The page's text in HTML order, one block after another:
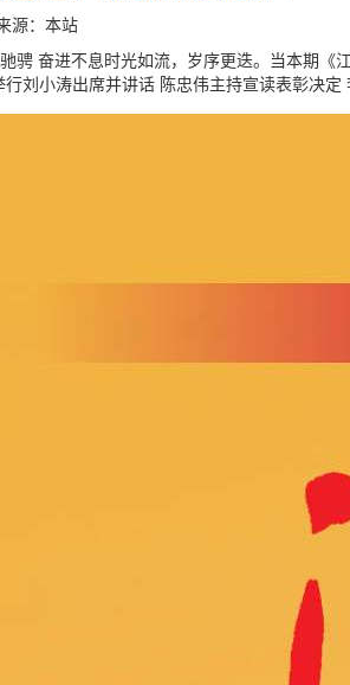
源：本站
驰骋 奋进不息时光如流，岁序更迭。当本期
行刘小涛出席并讲话 陈忠伟主持宣读表彰决定